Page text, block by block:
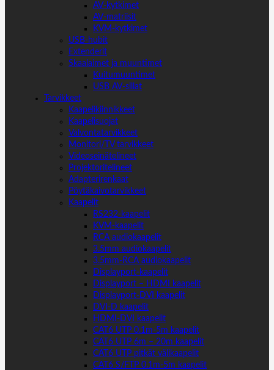
AV-kytkimet
AV-matriisit
KVM-kytkimet
USB-hubit
Extenderit
Skaalaimet ja muuntimet
Kuitumuuntimet
USB AV-sillat
Tarvikkeet
Kaapelikiinnikkeet
Kaapelisuojat
Valvontatarvikkeet
Monitori/TV tarvikkeet
Videoseinätelineet
Projektoritelineet
Adapterirenkaat
Pöytäkaivotarvikkeet
Kaapelit
RS232-kaapelit
KVM-kaapelit
RCA audiokaapelit
3.5mm audiokaapelit
3.5mm-RCA audiokaapelit
Displayport-kaapelit
Displayport – HDMI kaapelit
Displayport-DVI kaapelit
DVI-D kaapelit
HDMI-DVI kaapelit
CAT6 UTP 0.1m-5m kaapelit
CAT6 UTP 6m – 20m kaapelit
CAT6 UTP pitkät välikaapelit
CAT6 S/FTP 0.1m-5m kaapelit